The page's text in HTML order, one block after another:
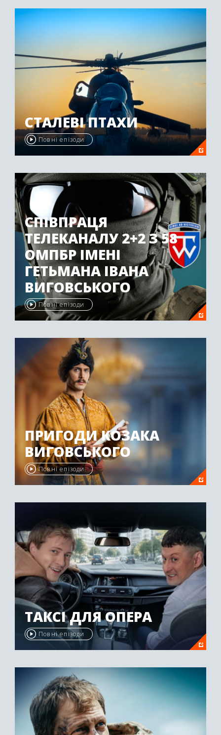
СТАЛЕВІ ПТАХИ
Повні епізоди
СПІВПРАЦЯ
ТЕЛЕКАНАЛУ 2+2 З 58
ОМПБР ІМЕНІ
ГЕТЬМАНА ІВАНА
ВИГОВСЬКОГО
Повні епізоди
ПРИГОДИ КОЗАКА
ВИГОВСЬКОГО
Повні епізоди
ТАКСІ ДЛЯ ОПЕРА
Повні епізоди